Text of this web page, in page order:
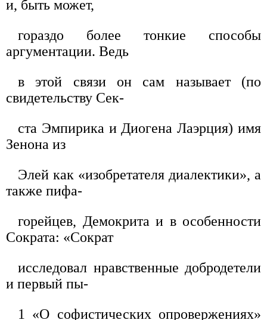
и, быть может,
гораздо более тонкие способы
аргументации. Ведь
в этой связи он сам называет (по
свидетельству Сек-
ста Эмпирика и Диогена Лаэрция) имя
Зенона из
Элей как «изобретателя диалектики», а
также пифа-
горейцев, Демокрита и в особенности
Сократа: «Сократ
исследовал нравственные добродетели
и первый пы-
1 «О софистических опровержениях»